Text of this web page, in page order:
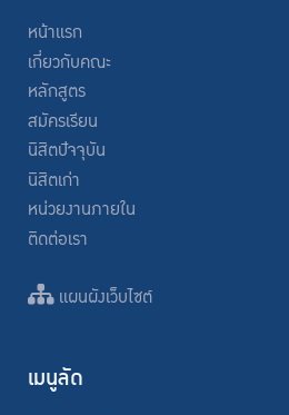
หน้าแรก
เกี่ยวกับคณะ
หลักสูตร
สมัครเรียน
นิสิตปัจจุบัน
นิสิตเก่า
หน่วยงานภายใน
ติดต่อเรา
แผนผังเว็บไซต์
เมนูลัด